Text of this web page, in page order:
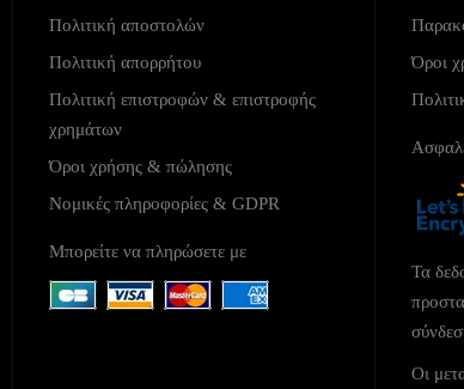
Πολιτική αποστολών
Πολιτική απορρήτου
Πολιτική επιστροφών & επιστροφής
χρημάτων
Όροι χρήσης & πώλησης
Νομικές πληροφορίες & GDPR
Μπορείτε να πληρώσετε με
Όροι
Τα
Οι